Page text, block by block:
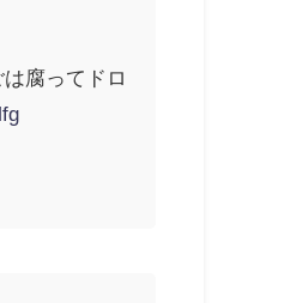
腐ってドロ